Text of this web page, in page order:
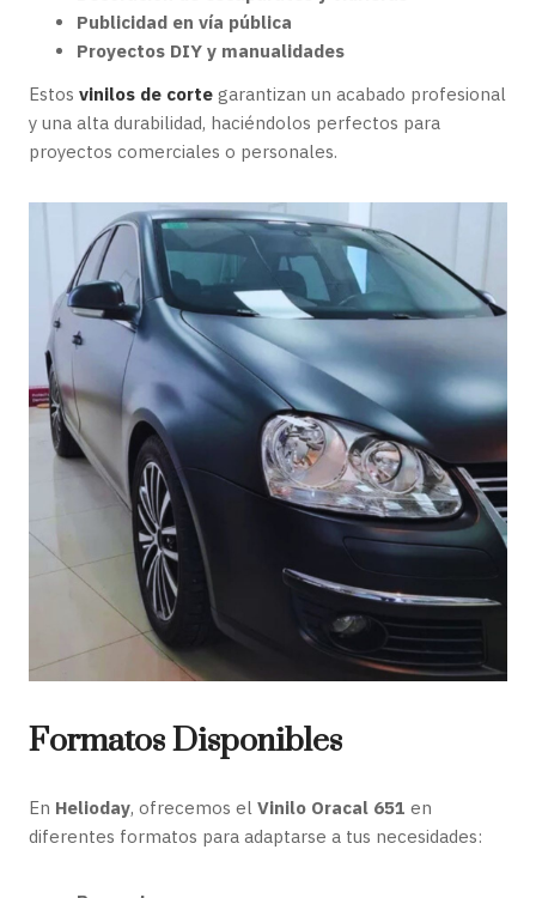
Publicidad en vía pública
Proyectos DIY y manualidades
Estos vinilos de corte garantizan un acabado profesional
y una alta durabilidad, haciéndolos perfectos para
proyectos comerciales o personales.
Formatos Disponibles
En Helioday, ofrecemos el Vinilo Oracal 651 en
diferentes formatos para adaptarse a tus necesidades: